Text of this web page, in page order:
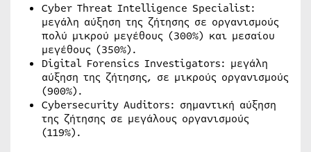
Cyber Threat Intelligence Specialist:
μεγάλη αύξηση της ζήτησης σε οργανισμούς
πολύ μικρού μεγέθους (300%) και μεσαίου
μεγέθους (350%).
Digital Forensics Investigators: μεγάλη
αύξηση της ζήτησης, σε μικρούς οργανισμούς
(900%).
Cybersecurity Auditors: σημαντική αύξηση
της ζήτησης σε μεγάλους οργανισμούς
(119%).